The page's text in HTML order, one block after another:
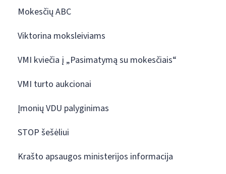
Mokesčių ABC
Viktorina moksleiviams
VMI kviečia į „Pasimatymą su mokesčiais“
VMI turto aukcionai
Įmonių VDU palyginimas
STOP šešėliui
Krašto apsaugos ministerijos informacija